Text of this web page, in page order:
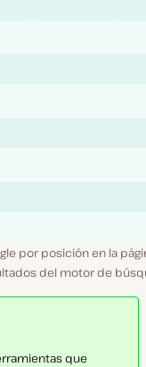
por posición en la
del motor de
que